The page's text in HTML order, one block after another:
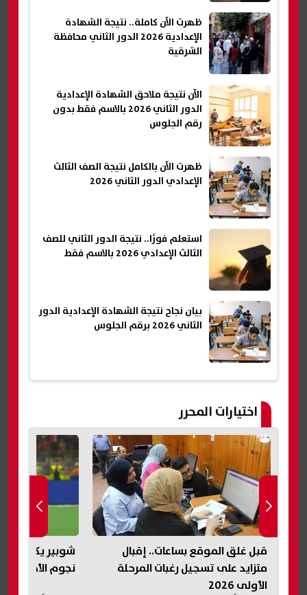
ظهرت الآن كاملة.. نتيجة الشهادة
الإعدادية 2026 الدور الثاني محافظة
الشرقية
الآن نتيجة ملاحق الشهادة الإعدادية
الدور الثاني 2026 بالاسم فقط بدون
رقم الجلوس
ظهرت الآن بالكامل نتيجة الصف الثالث
الإعدادي الدور الثاني 2026
استعلم فورًا.. نتيجة الدور الثاني للصف
الثالث الإعدادي 2026 بالاسم فقط
بيان نجاح نتيجة الشهادة الإعدادية الدور
الثاني 2026 برقم الجلوس
اختيارات المحرر
قبل غلق الموقع بساعات.. إقبال
متزايد على تسجيل رغبات المرحلة
الأولى 2026
شوبير يكشف
نجوم الأهلي..